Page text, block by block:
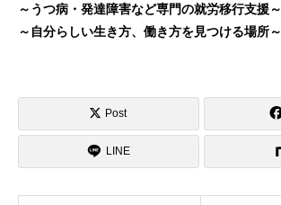
～うつ病・発達障害など専門の就労移行支援～
～自分らしい生き方、働き方を見つける場所～
Post
LINE